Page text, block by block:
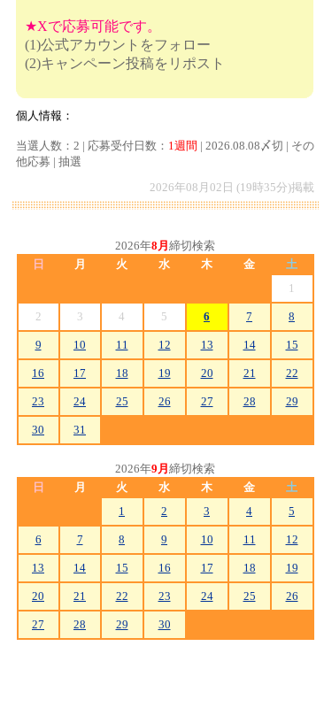
★Xで応募可能です。
(1)公式アカウントをフォロー
(2)キャンペーン投稿をリポスト
個人情報：
当選人数：2 | 応募受付日数： 1週間 | 2026.08.08〆切 | その
他応募 | 抽選
2026年08月02日 (19時35分)掲載
2026年8月 締切検索
日
月 火 水 木 金
土
1
2 3 4 5 6 7 8
9 10 11 12 13 14 15
16 17 18 19 20 21 22
23 24 25 26 27 28 29
30 31
2026年9月 締切検索
日
月 火 水 木 金
土
1
2 3 4 5
6 7 8 9 10 11 12
13 14 15 16 17 18 19
20 21 22 23 24 25 26
27 28 29 30